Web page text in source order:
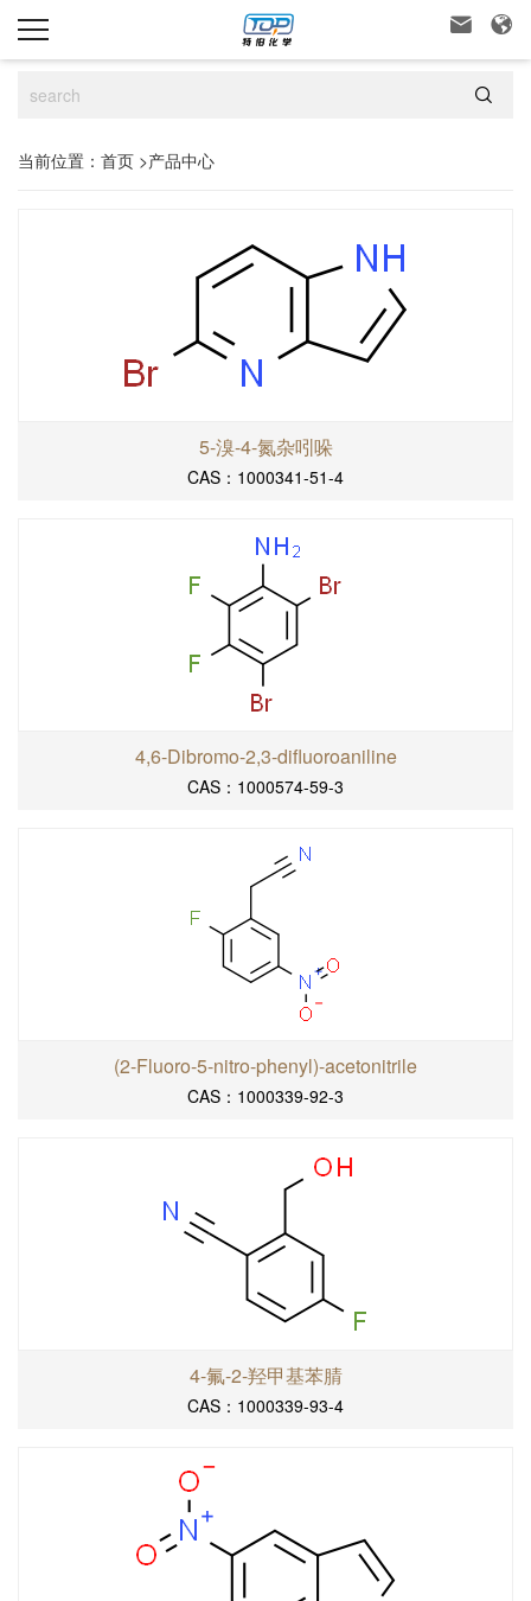
 

当前位置： 首页 >产品中心
5-溴-4-氮杂吲哚
CAS：1000341-51-4
4,6-Dibromo-2,3-difluoroaniline
CAS：1000574-59-3
(2-Fluoro-5-nitro-phenyl)-acetonitrile
CAS：1000339-92-3
4-氟-2-羟甲基苯腈
CAS：1000339-93-4